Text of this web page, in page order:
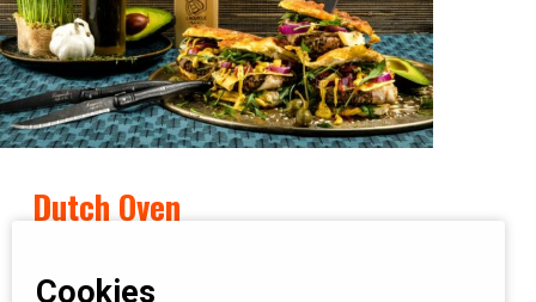
Dutch Oven
Deze verdient zijn plekje zeker in onze lijst. Maak de
Cookies